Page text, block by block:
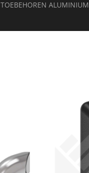
TOEBEHOREN ALUMINIUM